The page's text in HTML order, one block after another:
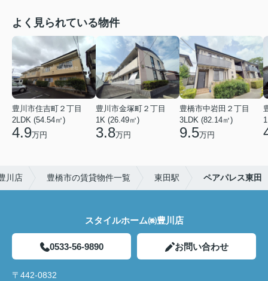
よく見られている物件
豊川市住吉町２丁目
2LDK (54.54㎡)
4.9万円
豊川市金塚町２丁目
1K (26.49㎡)
3.8万円
豊橋市中岩田２丁目
3LDK (82.14㎡)
9.5万円
川店 豊橋市の賃貸物件一覧 東田駅 ペアパレス東田
スタイルホーム㈱豊川店
0533-56-9890 お問い合わせ
〒442-0832